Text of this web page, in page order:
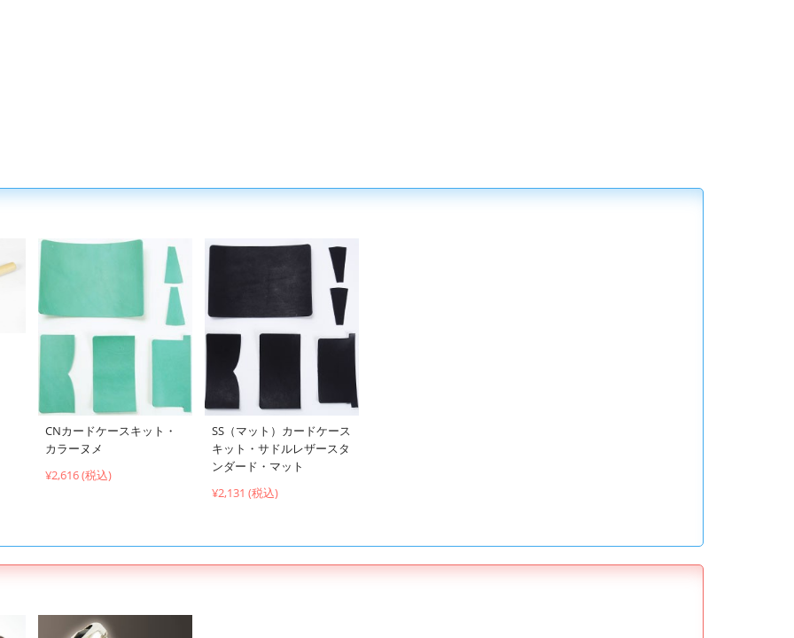
CNカードケースキット・
カラーヌメ
¥2,616 (税込)
SS（マット）カードケース
キット・サドルレザースタ
ンダード・マット
¥2,131 (税込)